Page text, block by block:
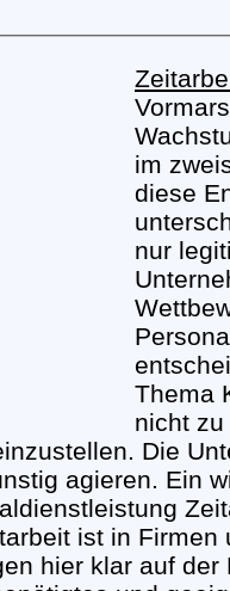
im
diese
nur
Thema
nicht
Die
agieren. Ein
ist in
hier klar auf